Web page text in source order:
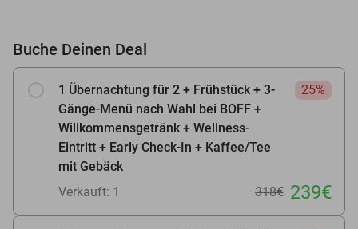
Buche Deinen Deal
1 Übernachtung für 2 + Frühstück + 3-
Gänge-Menü nach Wahl bei BOFF +
Willkommensgetränk + Wellness-
Eintritt + Early Check-In + Kaffee/Tee
mit Gebäck
25%
Verkauft: 1 318€ 239€